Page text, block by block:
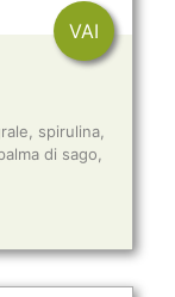
VAI
spirulina,
di sago,